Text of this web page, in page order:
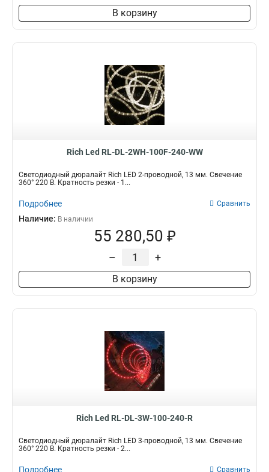
В корзину
Rich Led RL-DL-2WH-100F-240-WW
Светодиодный дюралайт Rich LED 2-проводной, 13 мм. Свечение
360° 220 В. Кратность резки - 1...
Подробнее Сравнить
Наличие: В наличии
55 280,50 ₽
– +
В корзину
Rich Led RL-DL-3W-100-240-R
Светодиодный дюралайт Rich LED 3-проводной, 13 мм. Свечение
360° 220 В. Кратность резки - 2...
Подробнее Сравнить